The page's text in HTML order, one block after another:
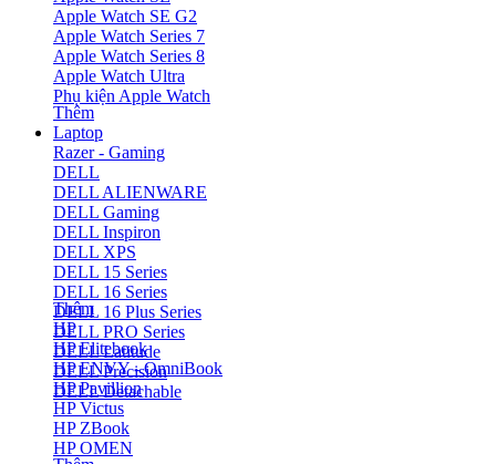
Apple Watch SE G2
Apple Watch Series 7
Apple Watch Series 8
Apple Watch Ultra
Phụ kiện Apple Watch
Thêm
Laptop
Razer - Gaming
DELL
DELL ALIENWARE
DELL Gaming
DELL Inspiron
DELL XPS
DELL 15 Series
DELL 16 Series
DELL 16 Plus Series
DELL PRO Series
DELL Latitude
DELL Precision
DELL Detachable
Thêm
HP
HP Elitebook
HP ENVY - OmniBook
HP Pavillion
HP Victus
HP ZBook
HP OMEN